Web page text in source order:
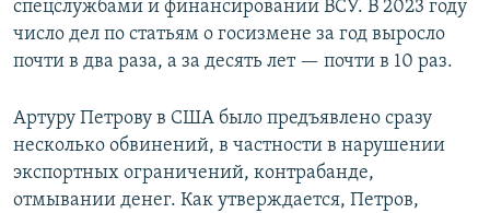
спецслужбами и финансировании ВСУ. В 2023 году
число дел по статьям о госизмене за год выросло
почти в два раза, а за десять лет — почти в 10 раз.
Артуру Петрову в США было предъявлено сразу
несколько обвинений, в частности в нарушении
экспортных ограничений, контрабанде,
отмывании денег. Как утверждается, Петров,